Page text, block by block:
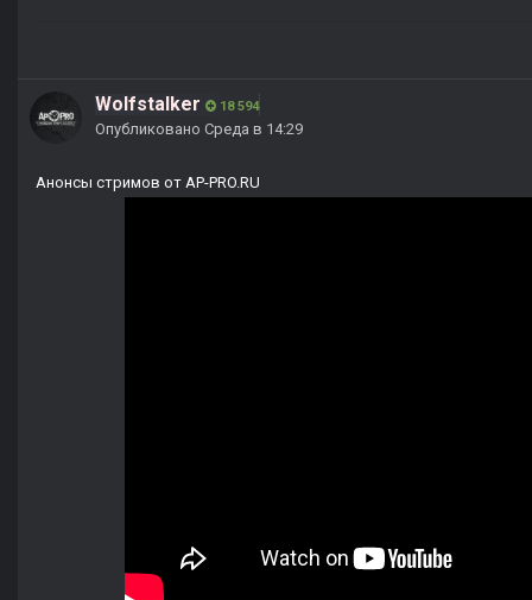
Wolfstalker 18 594
Опубликовано Среда в 14:29
Анонсы стримов от AP-PRO.RU